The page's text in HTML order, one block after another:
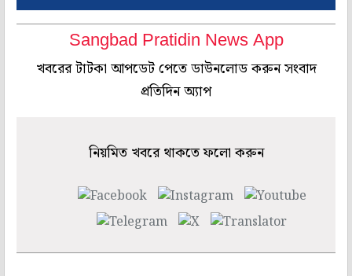
Sangbad Pratidin News App
খবরের টাটকা আপডেট পেতে ডাউনলোড করুন সংবাদ
প্রতিদিন অ্যাপ
নিয়মিত খবরে থাকতে ফলো করুন